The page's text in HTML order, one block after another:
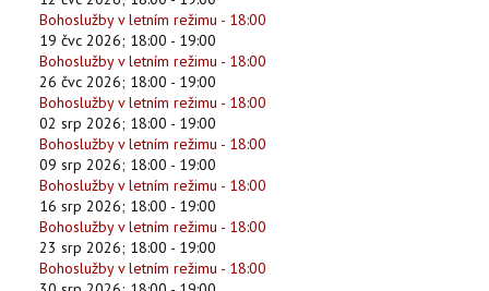
Bohoslužby v letním režimu - 18:00
19 čvc 2026; 18:00 - 19:00
Bohoslužby v letním režimu - 18:00
26 čvc 2026; 18:00 - 19:00
Bohoslužby v letním režimu - 18:00
02 srp 2026; 18:00 - 19:00
Bohoslužby v letním režimu - 18:00
09 srp 2026; 18:00 - 19:00
Bohoslužby v letním režimu - 18:00
16 srp 2026; 18:00 - 19:00
Bohoslužby v letním režimu - 18:00
23 srp 2026; 18:00 - 19:00
Bohoslužby v letním režimu - 18:00